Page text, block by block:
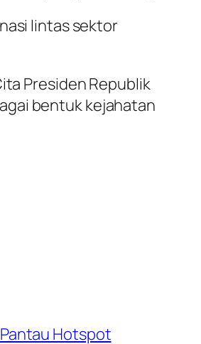
lintas sektor
Presiden Republik
bentuk kejahatan
Hotspot